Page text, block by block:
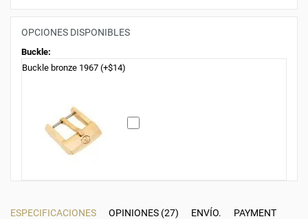
OPCIONES DISPONIBLES
Buckle:
Buckle bronze 1967 (+$14)
ESPECIFICACIONES OPINIONES (27) ENVÍO. PAYMENT